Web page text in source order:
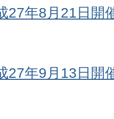
27年8月21日開
27年9月13日開